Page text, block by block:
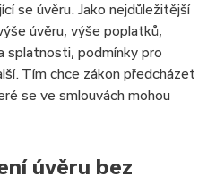
se úvěru. Jako nejdůležitější
úvěru, výše poplatků,
splatnosti, podmínky pro
Tím chce zákon předcházet
se ve smlouvách mohou
úvěru bez